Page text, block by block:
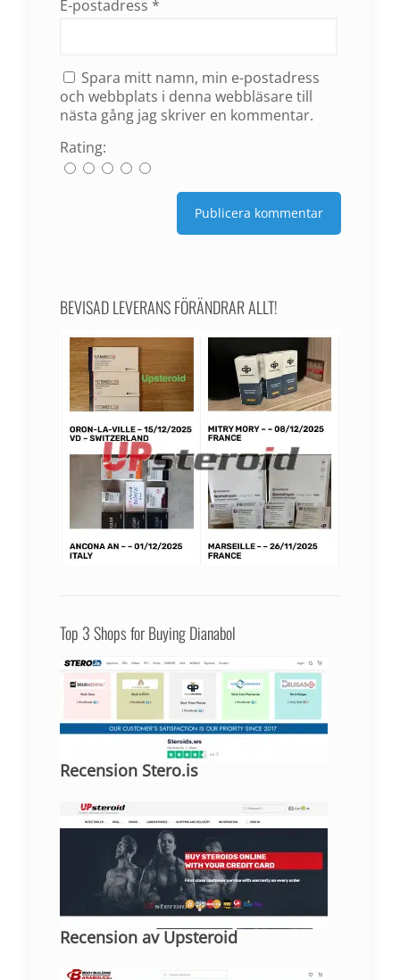
E-postadress *
Spara mitt namn, min e-postadress
och webbplats i denna webbläsare till
nästa gång jag skriver en kommentar.
Rating:
BEVISAD LEVERANS FÖRÄNDRAR ALLT!
Top 3 Shops for Buying Dianabol
Recension Stero.is
Recension av Upsteroid